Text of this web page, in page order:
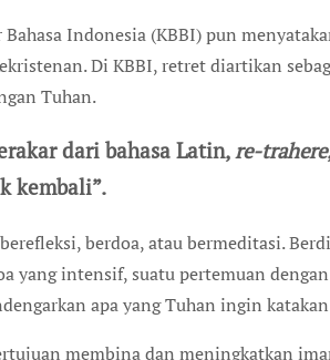
Bahasa Indonesia (KBBI) pun
Di KBBI, retret diartikan
Tuhan.
dari bahasa Latin,re-trahere
kembali”.
berdoa, atau bermeditasi.
yang intensif, suatu pertemuan
apa yang Tuhan ingin
membina dan meningkatkan